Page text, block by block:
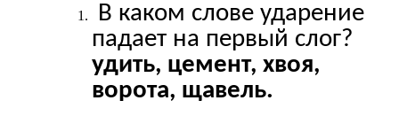
В каком слове ударение
падает на первый слог?
удить, цемент, хвоя,
ворота, щавель.